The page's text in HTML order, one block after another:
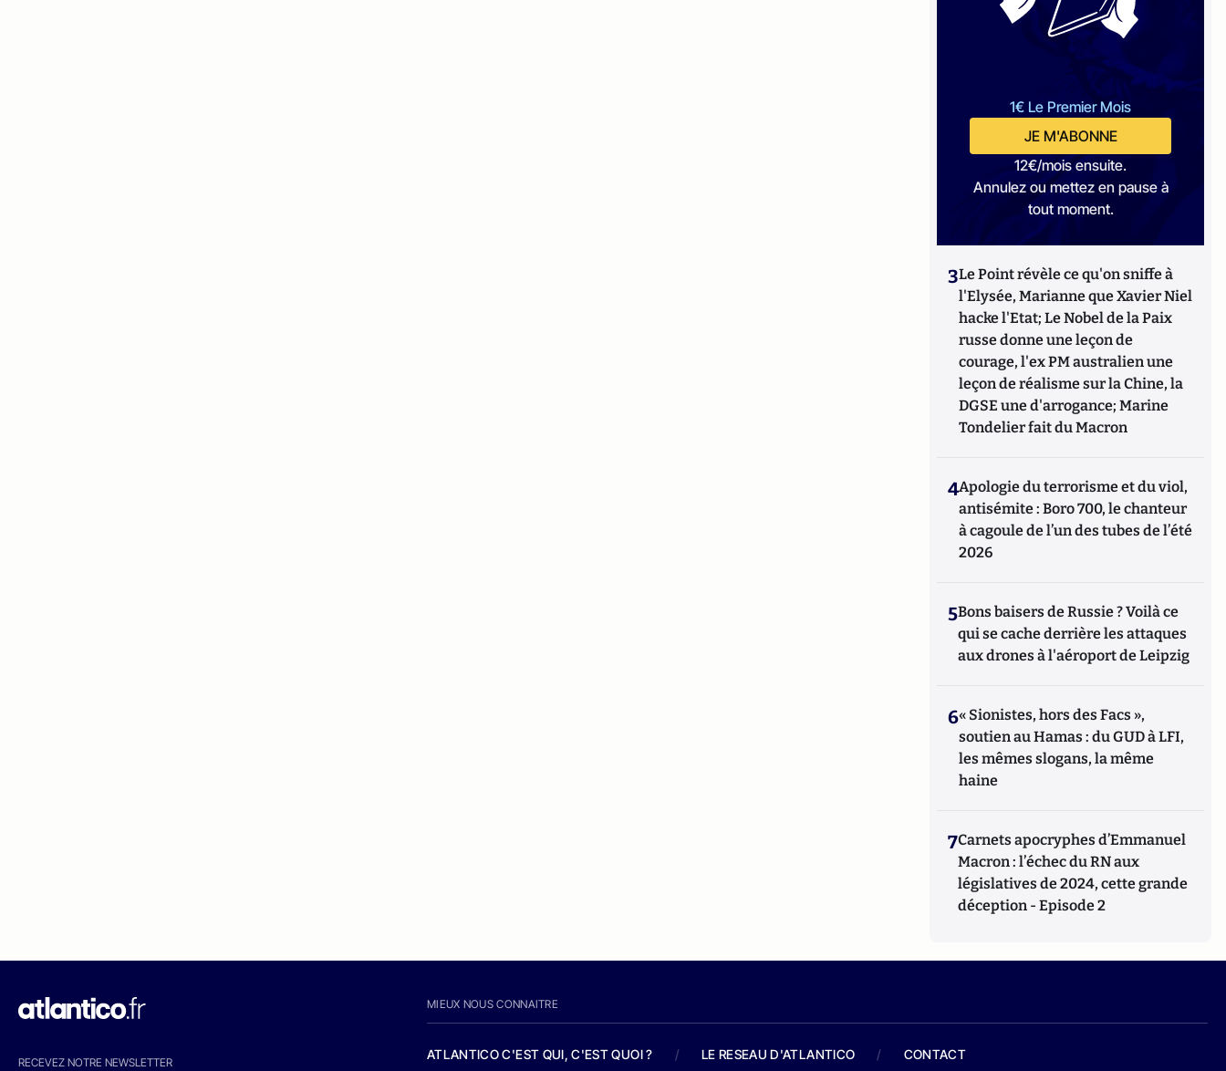
1€ Le Premier Mois
JE M'ABONNE
12€/mois ensuite.
Annulez ou mettez en pause à
tout moment.
3Le Point révèle ce qu'on sniffe à
l'Elysée, Marianne que Xavier Niel
hacke l'Etat; Le Nobel de la Paix
russe donne une leçon de
courage, l'ex PM australien une
leçon de réalisme sur la Chine, la
DGSE une d'arrogance; Marine
Tondelier fait du Macron
4Apologie du terrorisme et du viol,
antisémite : Boro 700, le chanteur
à cagoule de l’un des tubes de l’été
2026
5Bons baisers de Russie ? Voilà ce
qui se cache derrière les attaques
aux drones à l'aéroport de Leipzig
6« Sionistes, hors des Facs »,
soutien au Hamas : du GUD à LFI,
les mêmes slogans, la même
haine
7Carnets apocryphes d’Emmanuel
Macron : l’échec du RN aux
législatives de 2024, cette grande
déception - Episode 2
RECEVEZ NOTRE NEWSLETTER
MIEUX NOUS CONNAITRE
ATLANTICO C'EST QUI, C'EST QUOI ? / LE RESEAU D'ATLANTICO / CONTACT